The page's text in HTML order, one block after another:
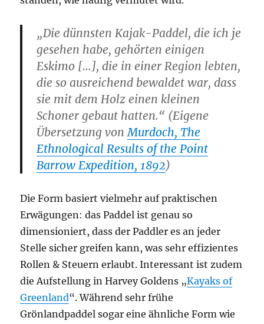
„Die dünnsten Kajak-Paddel, die ich je
gesehen habe, gehörten einigen
Eskimo […], die in einer Region lebten,
die so ausreichend bewaldet war, dass
sie mit dem Holz einen kleinen
Schoner gebaut hatten.“ (Eigene
Übersetzung vonMurdoch, The
Ethnological Results of the Point
Barrow Expedition, 1892)
Die Form basiert vielmehr auf praktischen
Erwägungen: das Paddel ist genau so
dimensioniert, dass der Paddler es an jeder
Stelle sicher greifen kann, was sehr effizientes
Rollen & Steuern erlaubt. Interessant ist zudem
die Aufstellung in Harvey Goldens „Kayaks of
Greenland“. Während sehr frühe
Grönlandpaddel sogar eine ähnliche Form wie